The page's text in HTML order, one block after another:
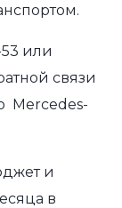
или
связи
Mercedes-
и
в